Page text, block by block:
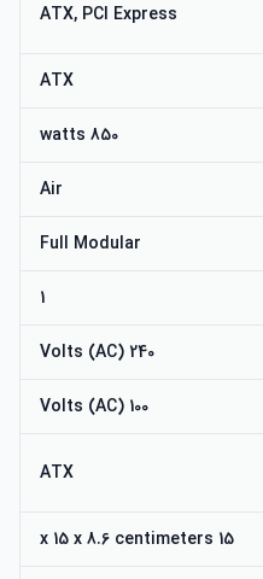
ATX, PCI Express
ATX
850 watts
Air
Full Modular
1
240 Volts (AC)
100 Volts (AC)
ATX
15 x 15 x 8.6 centimeters